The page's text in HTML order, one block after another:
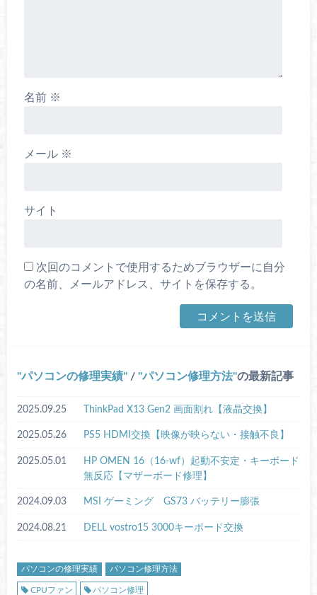
名前 ※
メール ※
サイト
次回のコメントで使用するためブラウザーに自分
の名前、メールアドレス、サイトを保存する。
パソコンの修理実績 / パソコン修理方法 の最新記事
2025.09.25 ThinkPad X13 Gen2 画面割れ【液晶交換】
2025.05.26 PS5 HDMI交換【映像が映らない・接触不良】
2025.05.01
HP OMEN 16（16-wf）起動不安定・キーボード
無反応【マザーボード修理】
2024.09.03 MSI ゲーミング GS73 バッテリー膨張
2024.08.21 DELL vostro15 3000キーボード交換
パソコンの修理実績 パソコン修理方法
CPUファン パソコン修理